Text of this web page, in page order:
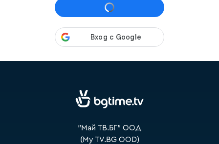
"Май ТВ.БГ" ООД
(My TV.BG OOD)